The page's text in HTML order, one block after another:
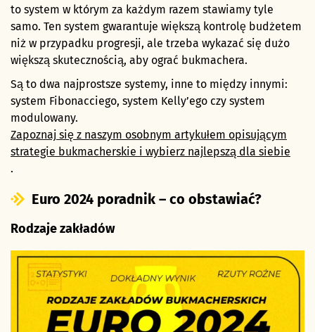
to system w którym za każdym razem stawiamy tyle
samo. Ten system gwarantuje większą kontrolę budżetem
niż w przypadku progresji, ale trzeba wykazać się dużo
większą skutecznością, aby ograć bukmachera.
Są to dwa najprostsze systemy, inne to między innymi:
system Fibonacciego, system Kelly’ego czy system
modulowany.
Zapoznaj się z naszym osobnym artykułem opisującym
strategie bukmacherskie i wybierz najlepszą dla siebie
.
Euro 2024 poradnik – co obstawiać?
Rodzaje zakładów